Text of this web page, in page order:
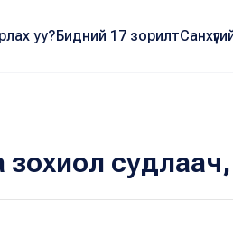
уу?Бидний 17 зорилт
зохиол